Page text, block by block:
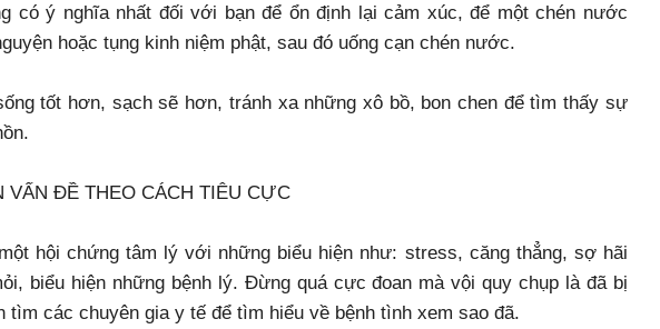
có ý nghĩa nhất đối với bạn để ổn định lại cảm xúc, để một chén nước
hoặc tụng kinh niệm phật, sau đó uống cạn chén nước.
tốt hơn, sạch sẽ hơn, tránh xa những xô bồ, bon chen để tìm thấy sự
VẤN ĐỀ THEO CÁCH TIÊU CỰC
hội chứng tâm lý với những biểu hiện như: stress, căng thẳng, sợ hãi
biểu hiện những bệnh lý. Đừng quá cực đoan mà vội quy chụp là đã bị
tìm các chuyên gia y tế để tìm hiểu về bệnh tình xem sao đã.